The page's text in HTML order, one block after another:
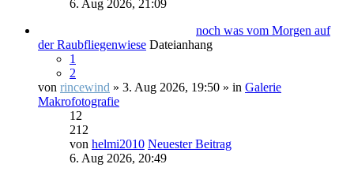
6. Aug 2026, 21:09
noch was vom Morgen auf
der Raubfliegenwiese Dateianhang
1
2
von rincewind » 3. Aug 2026, 19:50 » in Galerie
Makrofotografie
12
212
von helmi2010 Neuester Beitrag
6. Aug 2026, 20:49